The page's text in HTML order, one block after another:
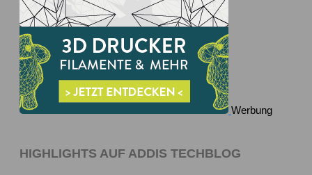
Werbung
HIGHLIGHTS AUF ADDIS TECHBLOG